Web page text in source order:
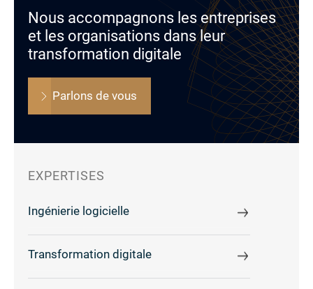
Nous accompagnons les entreprises
et les organisations dans leur
transformation digitale
Parlons de vous
EXPERTISES
Ingénierie logicielle
Transformation digitale